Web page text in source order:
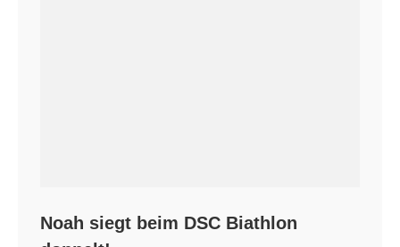
Noah siegt beim DSC Biathlon